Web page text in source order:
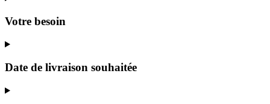
Votre besoin
Date de livraison souhaitée